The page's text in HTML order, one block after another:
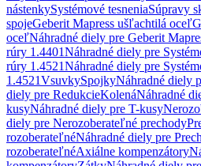
nástenkySystémové tesneniaSúpravy
spojeGeberit Mapress ušľachtilá oceľ
oceľNáhradné diely pre Geberit
rúry 1.4401Náhradné diely pre
rúry 1.4521Náhradné diely pre
1.4521VsuvkySpojkyNáhradné diely
diely pre RedukcieKolenáNáhradné
kusyNáhradné diely pre T-kusy
diely pre Nerozoberateľné prechody
rozoberateľnéNáhradné diely pre
rozoberateľnéAxiálne kompenzátory